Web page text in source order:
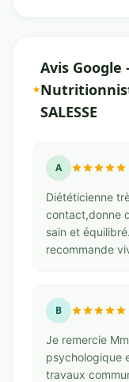
Avis
SALESSE
A
Diététicienne
contact,donne
sain et
recommande
B
Je remercie
psychologique
travaux